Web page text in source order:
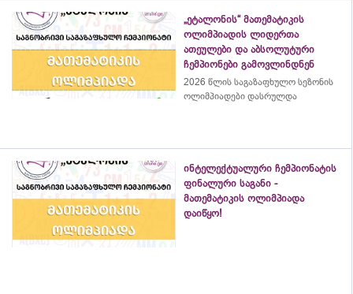
„ეტალონის“ მათემატიკის
ოლიმპიადის ლიდერთა
ათეულები და აბსოლუტური
ჩემპიონები გამოვლინდნენ
2026 წლის საგაზაფხულო სეზონის
ოლიმპიადები დასრულდა
ინტელექტუალური ჩემპიონატის
ფინალური საგანი -
მათემატიკის ოლიმპიადა
დაიწყო!